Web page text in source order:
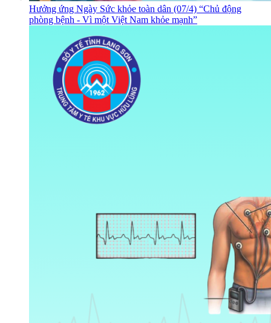
Hưởng ứng Ngày Sức khỏe toàn dân (07/4) “Chủ động
phòng bệnh - Vì một Việt Nam khỏe mạnh”